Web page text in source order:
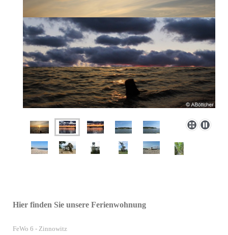
Hier finden Sie unsere Ferienwohnung
FeWo 6 - Zinnowitz